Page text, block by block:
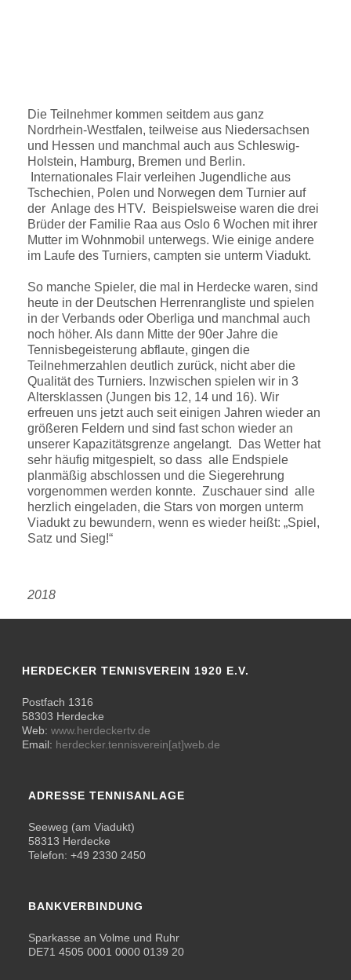
Die Teilnehmer kommen seitdem aus ganz
Nordrhein-Westfalen, teilweise aus Niedersachsen
und Hessen und manchmal auch aus Schleswig-
Holstein, Hamburg, Bremen und Berlin.
Internationales Flair verleihen Jugendliche aus
Tschechien, Polen und Norwegen dem Turnier auf
der Anlage des HTV. Beispielsweise waren die drei
Brüder der Familie Raa aus Oslo 6 Wochen mit ihrer
Mutter im Wohnmobil unterwegs. Wie einige andere
im Laufe des Turniers, campten sie unterm Viadukt.
So manche Spieler, die mal in Herdecke waren, sind
heute in der Deutschen Herrenrangliste und spielen
in der Verbands oder Oberliga und manchmal auch
noch höher. Als dann Mitte der 90er Jahre die
Tennisbegeisterung abflaute, gingen die
Teilnehmerzahlen deutlich zurück, nicht aber die
Qualität des Turniers. Inzwischen spielen wir in 3
Altersklassen (Jungen bis 12, 14 und 16). Wir
erfreuen uns jetzt auch seit einigen Jahren wieder an
größeren Feldern und sind fast schon wieder an
unserer Kapazitätsgrenze angelangt. Das Wetter hat
sehr häufig mitgespielt, so dass alle Endspiele
planmäßig abschlossen und die Siegerehrung
vorgenommen werden konnte. Zuschauer sind alle
herzlich eingeladen, die Stars von morgen unterm
Viadukt zu bewundern, wenn es wieder heißt: „Spiel,
Satz und Sieg!“
2018
HERDECKER TENNISVEREIN 1920 E.V.
Postfach 1316
58303 Herdecke
Web:www.herdeckertv.de
Email: herdecker.tennisverein[at]web.de
ADRESSE TENNISANLAGE
Seeweg (am Viadukt)
58313 Herdecke
Telefon: +49 2330 2450
BANKVERBINDUNG
Sparkasse an Volme und Ruhr
DE71 4505 0001 0000 0139 20